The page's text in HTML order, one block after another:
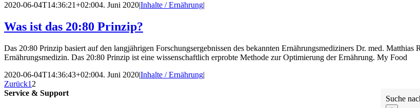
2020-06-04T14:36:21+02:004. Juni 2020|Inhalte / Ernährung|
Was ist das 20:80 Prinzip?
Das 20:80 Prinzip basiert auf den langjährigen Forschungsergebnissen des bekannten Ernährungsmediziners Dr. med.
Ernährungsmedizin. Das 20:80 Prinzip ist eine wissenschaftlich erprobte Methode zur Optimierung der Ernährung. My Food
2020-06-04T14:36:43+02:004. Juni 2020|Inhalte / Ernährung|
Zurück1 2
Suche
Service & Support